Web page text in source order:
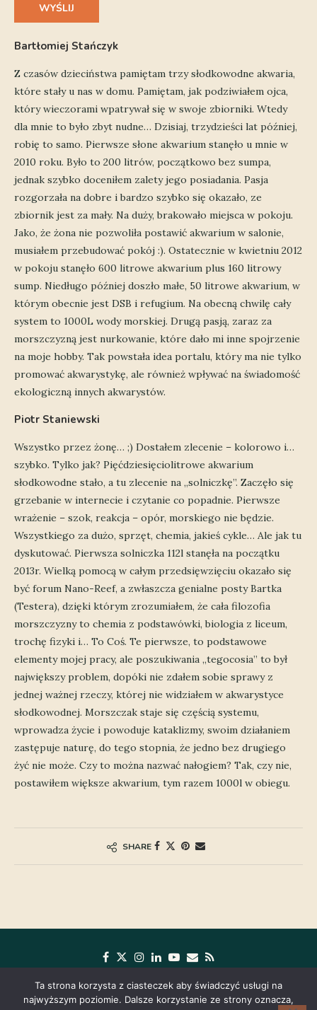
WYŚLIJ
Bartłomiej Stańczyk
Z czasów dzieciństwa pamiętam trzy słodkowodne akwaria,
które stały u nas w domu. Pamiętam, jak podziwiałem ojca,
który wieczorami wpatrywał się w swoje zbiorniki. Wtedy
dla mnie to było zbyt nudne… Dzisiaj, trzydzieści lat później,
robię to samo. Pierwsze słone akwarium stanęło u mnie w
2010 roku. Było to 200 litrów, początkowo bez sumpa,
jednak szybko doceniłem zalety jego posiadania. Pasja
rozgorzała na dobre i bardzo szybko się okazało, ze
zbiornik jest za mały. Na duży, brakowało miejsca w pokoju.
Jako, że żona nie pozwoliła postawić akwarium w salonie,
musiałem przebudować pokój :). Ostatecznie w kwietniu 2012
w pokoju stanęło 600 litrowe akwarium plus 160 litrowy
sump. Niedługo później doszło małe, 50 litrowe akwarium, w
którym obecnie jest DSB i refugium. Na obecną chwilę cały
system to 1000L wody morskiej. Drugą pasją, zaraz za
morszczyzną jest nurkowanie, które dało mi inne spojrzenie
na moje hobby. Tak powstała idea portalu, który ma nie tylko
promować akwarystykę, ale również wpływać na świadomość
ekologiczną innych akwarystów.
Piotr Staniewski
Wszystko przez żonę… ;) Dostałem zlecenie – kolorowo i…
szybko. Tylko jak? Pięćdziesięciolitrowe akwarium
słodkowodne stało, a tu zlecenie na „solniczkę”. Zaczęło się
grzebanie w internecie i czytanie co popadnie. Pierwsze
wrażenie – szok, reakcja – opór, morskiego nie będzie.
Wszystkiego za dużo, sprzęt, chemia, jakieś cykle… Ale jak tu
dyskutować. Pierwsza solniczka 112l stanęła na początku
2013r. Wielką pomocą w całym przedsięwzięciu okazało się
być forum Nano-Reef, a zwłaszcza genialne posty Bartka
(Testera), dzięki którym zrozumiałem, że cała filozofia
morszczyzny to chemia z podstawówki, biologia z liceum,
trochę fizyki i… To Coś. Te pierwsze, to podstawowe
elementy mojej pracy, ale poszukiwania „tegocosia” to był
największy problem, dopóki nie zdałem sobie sprawy z
jednej ważnej rzeczy, której nie widziałem w akwarystyce
słodkowodnej. Morszczak staje się częścią systemu,
wprowadza życie i powoduje kataklizmy, swoim działaniem
zastępuje naturę, do tego stopnia, że jedno bez drugiego
żyć nie może. Czy to można nazwać nałogiem? Tak, czy nie,
postawiłem większe akwarium, tym razem 1000l w obiegu.
SHARE
Ta strona korzysta z ciasteczek aby świadczyć usługi na
najwyższym poziomie. Dalsze korzystanie ze strony oznacza,